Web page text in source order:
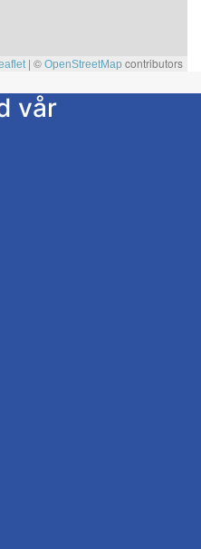
| © OpenStreetMap contributors
vår